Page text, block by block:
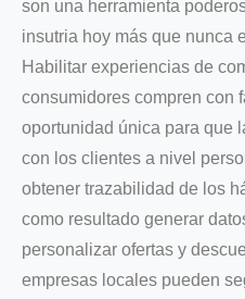
son una herramienta
insutria hoy más que nunca
Habilitar experiencias de
consumidores compren con
oportunidad única para que
con los clientes a nivel
obtener trazabilidad de los
como resultado generar
personalizar ofertas y
empresas locales pueden